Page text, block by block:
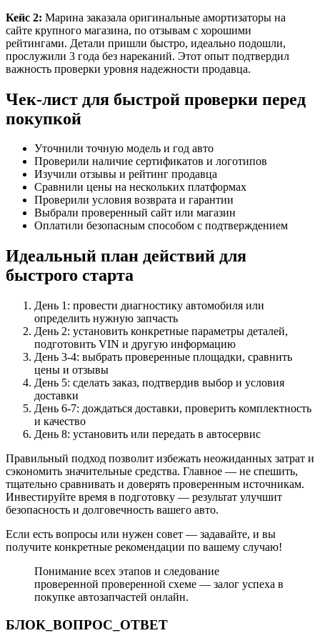
Кейс 2: Марина заказала оригинальные амортизаторы на
сайте крупного магазина, по отзывам с хорошими
рейтингами. Детали пришли быстро, идеально подошли,
прослужили 3 года без нареканий. Этот опыт подтвердил
важность проверки уровня надежности продавца.
Чек-лист для быстрой проверки перед
покупкой
Уточнили точную модель и год авто
Проверили наличие сертификатов и логотипов
Изучили отзывы и рейтинг продавца
Сравнили цены на нескольких платформах
Проверили условия возврата и гарантии
Выбрали проверенный сайт или магазин
Оплатили безопасным способом с подтверждением
Идеальный план действий для
быстрого старта
День 1: провести диагностику автомобиля или
определить нужную запчасть
День 2: установить конкретные параметры деталей,
подготовить VIN и другую информацию
День 3-4: выбрать проверенные площадки, сравнить
цены и отзывы
День 5: сделать заказ, подтвердив выбор и условия
доставки
День 6-7: дождаться доставки, проверить комплектность
и качество
День 8: установить или передать в автосервис
Правильный подход позволит избежать неожиданных затрат и
сэкономить значительные средства. Главное — не спешить,
тщательно сравнивать и доверять проверенным источникам.
Инвестируйте время в подготовку — результат улучшит
безопасность и долговечность вашего авто.
Если есть вопросы или нужен совет — задавайте, и вы
получите конкретные рекомендации по вашему случаю!
Понимание всех этапов и следование
проверенной проверенной схеме — залог успеха в
покупке автозапчастей онлайн.
БЛОК_ВОПРОС_ОТВЕТ